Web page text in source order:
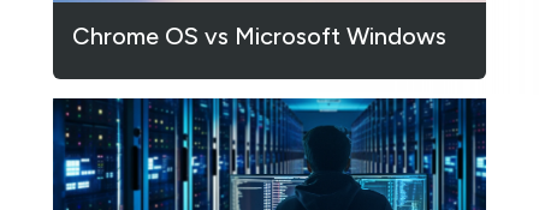
Chrome OS vs Microsoft Windows